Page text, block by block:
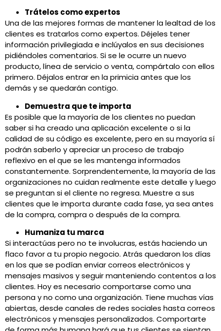
Trátelos como expertos
Una de las mejores formas de mantener la lealtad de los
clientes es tratarlos como expertos. Déjeles tener
información privilegiada e inclúyalos en sus decisiones
pidiéndoles comentarios. Si se le ocurre un nuevo
producto, línea de servicio o venta, compártalo con ellos
primero. Déjalos entrar en la primicia antes que los
demás y se quedarán contigo.
Demuestra que te importa
Es posible que la mayoría de los clientes no puedan
saber si ha creado una aplicación excelente o si la
calidad de su código es excelente, pero en su mayoría sí
podrán saberlo y apreciar un proceso de trabajo
reflexivo en el que se les mantenga informados
constantemente. Sorprendentemente, la mayoría de las
organizaciones no cuidan realmente este detalle y luego
se preguntan si el cliente no regresa. Muestre a sus
clientes que le importa durante cada fase, ya sea antes
de la compra, compra o después de la compra.
Humaniza tu marca
Si interactúas pero no te involucras, estás haciendo un
flaco favor a tu propio negocio. Atrás quedaron los días
en los que se podían enviar correos electrónicos y
mensajes masivos y seguir manteniendo contentos a los
clientes. Hoy es necesario comportarse como una
persona y no como una organización. Tiene muchas vías
abiertas, desde canales de redes sociales hasta correos
electrónicos y mensajes personalizados. Comportarte